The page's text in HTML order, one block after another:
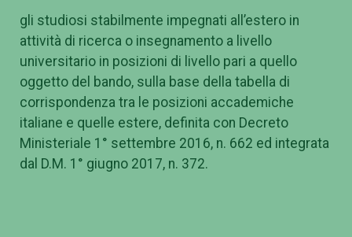
gli studiosi stabilmente impegnati all’estero in
attività di ricerca o insegnamento a livello
universitario in posizioni di livello pari a quello
oggetto del bando, sulla base della tabella di
corrispondenza tra le posizioni accademiche
italiane e quelle estere, definita con Decreto
Ministeriale 1° settembre 2016, n. 662 ed integrata
dal D.M. 1° giugno 2017, n. 372.